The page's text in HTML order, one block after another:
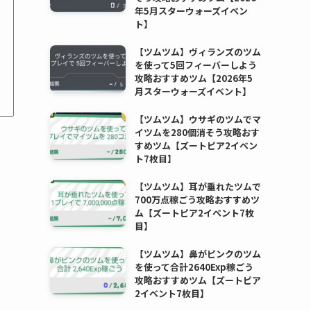
年5月スターウォーズイベン
ト】
【ツムツム】ヴィランズのツム
を使って5回フィーバーしよう
攻略おすすめツム【2026年5
月スターウォーズイベント】
【ツムツム】ウサギのツムでマ
イツムを280個消そう攻略おす
すめツム【ズートピア2イベン
ト7枚目】
【ツムツム】耳が垂れたツムで
700万点稼ごう攻略おすすめツ
ム【ズートピア2イベント7枚
目】
【ツムツム】鼻がピンクのツム
を使って合計2640Exp稼ごう
攻略おすすめツム【ズートピア
2イベント7枚目】